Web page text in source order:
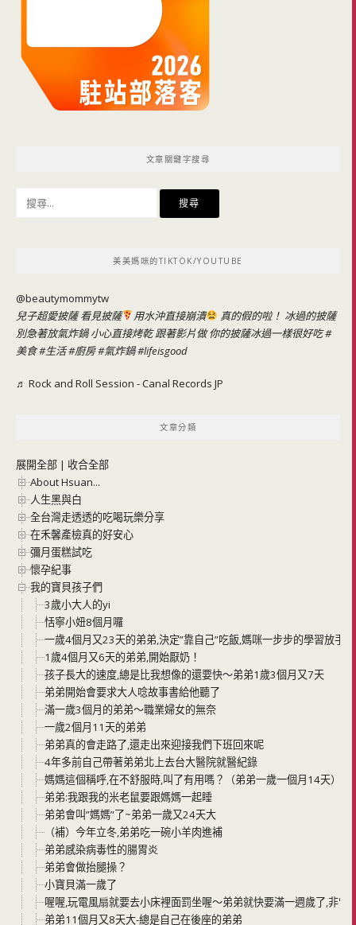
文章關鍵字搜尋
美美媽咪的TIKTOK/YOUTUBE
@beautymommytw
兒子超愛披薩 看見披薩
用水沖直接崩潰
真的假的啦！ 冰過的披薩
別急著放氣炸鍋 小心直接烤乾 跟著影片做 你的披薩冰過一樣很好吃#
美食#生活#廚房#氣炸鍋#lifeisgood
♬ Rock and Roll Session - Canal Records JP
文章分類
展開全部 | 收合全部
About Hsuan...
人生黑與白
全台灣走透透的吃喝玩樂分享
在禾馨產檢真的好安心
彌月蛋糕試吃
懷孕紀事
我的寶貝孩子們
3歲小大人的yi
恬寧小妞8個月囉
一歲4個月又23天的弟弟,決定”靠自己”吃飯,媽咪一步步的學習放手
1歲4個月又6天的弟弟,開始厭奶！
孩子長大的速度,總是比我想像的還要快～弟弟1歲3個月又7天
弟弟開始會要求大人唸故事書給他聽了
滿一歲3個月的弟弟～職業婦女的無奈
一歲2個月11天的弟弟
弟弟真的會走路了,還走出來迎接我們下班回來呢
4年多前自己帶著弟弟北上去台大醫院就醫紀錄
媽媽這個稱呼,在不舒服時,叫了有用嗎？（弟弟一歲一個月14天）
弟弟:我跟我的米老鼠要跟媽媽一起睡
弟弟會叫”媽媽”了~弟弟一歲又24天大
（補）今年立冬,弟弟吃一碗小羊肉進補
弟弟感染病毒性的腸胃炎
弟弟會做抬腿操？
小寶貝滿一歲了
喔喔,玩電風扇就要去小床裡面罰坐喔～弟弟就快要滿一週歲了,非常
弟弟11個月又8天大-總是自己在後座的弟弟